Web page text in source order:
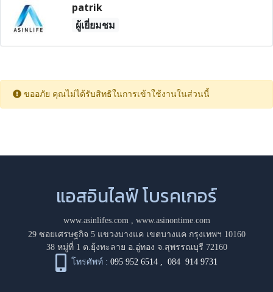
patrik
ผู้เยี่ยมชม
ขออภัย คุณไม่ได้รับสิทธิในการเข้าใช้งานในส่วนนี้
แอสอินไลฟ์ โบรคเกอร์
www.asinlifes.com, www.asinontime.com
29 ซอยเศรษฐกิจ 5 แขวงบางแค เขตบางแค กรุงเทพฯ 10160
38 หมู่ที่ 1 ต.ยุ้งทะลาย อ.อู่ทอง จ.สุพรรณบุรี 72160
โทรศัพท์ : 095 952 6514 ,084 914 9731